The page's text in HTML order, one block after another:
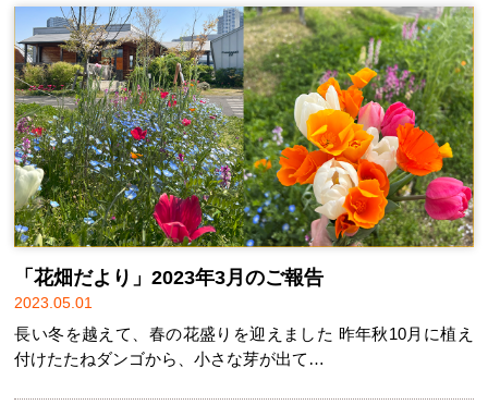
「花畑だより」2023年3月のご報告
2023.05.01
長い冬を越えて、春の花盛りを迎えました 昨年秋10月に植え
付けたたねダンゴから、小さな芽が出て…